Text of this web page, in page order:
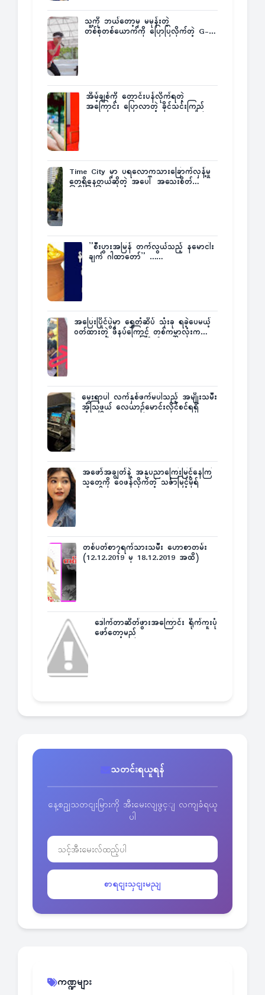
သူ့ကို ဘယ်တော့မှ မမုန်းတဲ့
တစ်စုံတစ်ယောက်ကို ပြောပြလိုက်တဲ့ G-
အိမ့်ချစ်ကို တောင်းပန်လိုက်ရတဲ့
အကြောင်း ပြောလာတဲ့ ခိုင်သင်းကြည်
Time City မှာ ပရလောကသားခြောက်လှန့်မှု
တွေရှိနေတယ်ဆိုတဲ့ အပေါ် အသေးစိတ်
”စီးပွားအမြန် တက်လွယ်သည့် နမောငါး
ချက် ဂါထာတော်” ……
အပြေးပြိုင်ပွဲမှာ ရွှေတံဆိပ် သုံးခု ရခဲ့ပေမယ့်
ဝတ်ထားတဲ့ ဖိနပ်ကြောင့် တစ်ကမ္ဘာလုံးက
မွေးရာပါ လက်နှစ်ဖက်မပါသည့် အမျိုးသမီး
အံ့သြဖွယ် လေယာဉ်မောင်းလိုင်စင်ရရှိ
အဖော်အချွတ်နဲ့ အနုပညာကြေးမြင့်နေကြ
သူတွေကို ဝေဖန်လိုက်တဲ့ သင်္ဇာမြင့်မိုရ်
တစ်ပတ်စာ၇ရက်သားသမီး ဟောစာတမ်း
(12.12.2019 မှ 18.12.2019 အထိ)
ဒေါက်တာဆိတ်ဖွားအကြောင်း ရိုက်ကူးပုံ
ဖော်တော့မည်
သတင်းရယူရန်
နေ့စဥျသတငျးမြားကို အီးမေးလျဖွင့ျ လကျခံရယူ
ပါ
စာရငျးသှငျးမညျ
ကဏ္ဍများ